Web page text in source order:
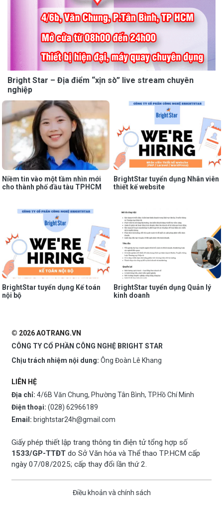
Bright Star – Địa điểm “xịn sò” live stream chuyên
nghiệp
Niềm tin vào một tầm nhìn mới
cho thành phố đầu tàu TPHCM
BrightStar tuyển dụng Nhân viên
thiết kế website
BrightStar tuyển dụng Kế toán
nội bộ
BrightStar tuyển dụng Quản lý
kinh doanh
© 2026 AOTRANG.VN
CÔNG TY CỔ PHẦN CÔNG NGHỆ BRIGHT STAR
Chịu trách nhiệm nội dung: Ông Đoàn Lê Khang
LIÊN HỆ
Địa chỉ: 4/6B Văn Chung, Phường Tân Bình, TP.Hồ Chí Minh
Điện thoại: (028) 62966189
Email: brightstar24h@gmail.com
Giấy phép thiết lập trang thông tin điện tử tổng hợp số
1533/GP-TTĐT do Sở Văn hóa và Thể thao TP.HCM cấp
ngày 07/08/2025; cấp thay đổi lần thứ 2.
Điều khoản và chính sách